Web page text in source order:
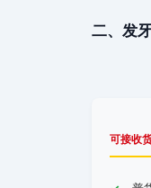
二、发‌‌‌
可接收